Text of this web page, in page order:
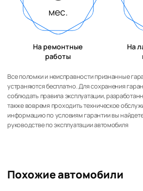
мес.
На ремонтные
работы
На
Все поломки и неисправности признанные
устраняются бесплатно. Для сохранения
соблюдать правила эксплуатации,
также вовремя проходить техническое
информацию по условиям гарантии вы
руководстве по эксплуатации автомобиля
Похожие автомобили